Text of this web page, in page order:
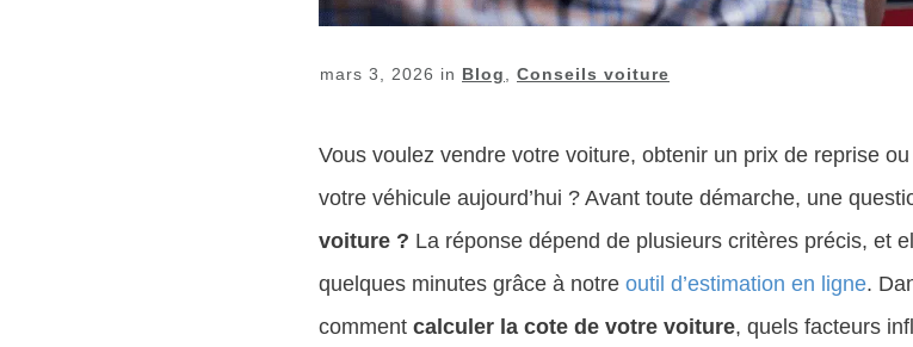
mars 3, 2026 in Blog, Conseils voiture
Vous voulez vendre votre voiture, obtenir un prix de reprise
votre véhicule aujourd’hui ? Avant toute démarche, une
voiture ? La réponse dépend de plusieurs critères précis, et
quelques minutes grâce à notre outil d’estimation en ligne.
comment calculer la cote de votre voiture, quels facteurs